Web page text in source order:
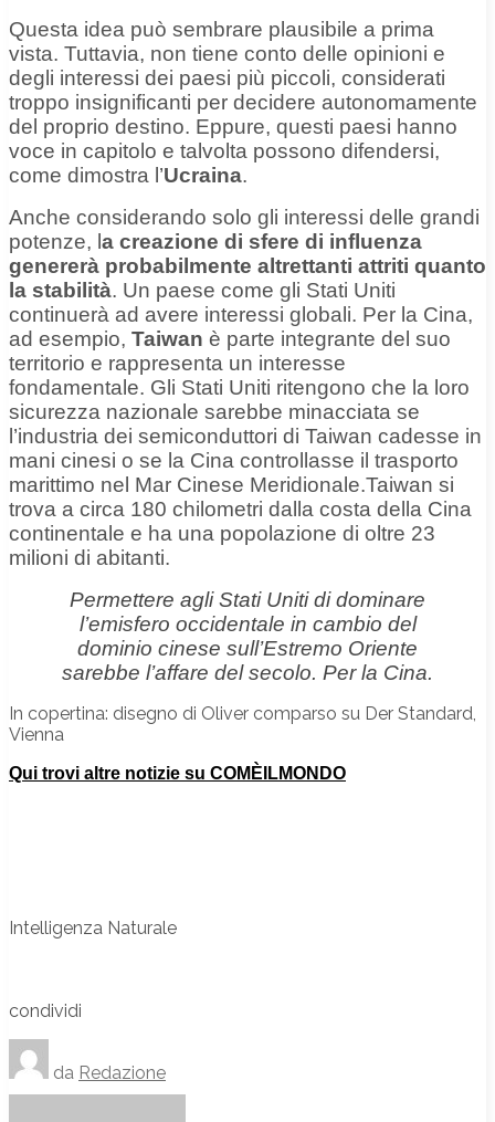
Questa idea può sembrare plausibile a prima
vista. Tuttavia, non tiene conto delle opinioni e
degli interessi dei paesi più piccoli, considerati
troppo insignificanti per decidere autonomamente
del proprio destino. Eppure, questi paesi hanno
voce in capitolo e talvolta possono difendersi,
come dimostra l’Ucraina.
Anche considerando solo gli interessi delle grandi
potenze, la creazione di sfere di influenza
genererà probabilmente altrettanti attriti quanto
la stabilità. Un paese come gli Stati Uniti
continuerà ad avere interessi globali. Per la Cina,
ad esempio, Taiwan è parte integrante del suo
territorio e rappresenta un interesse
fondamentale. Gli Stati Uniti ritengono che la loro
sicurezza nazionale sarebbe minacciata se
l’industria dei semiconduttori di Taiwan cadesse in
mani cinesi o se la Cina controllasse il trasporto
marittimo nel Mar Cinese Meridionale.Taiwan si
trova a circa 180 chilometri dalla costa della Cina
continentale e ha una popolazione di oltre 23
milioni di abitanti.
Permettere agli Stati Uniti di dominare
l’emisfero occidentale in cambio del
dominio cinese sull’Estremo Oriente
sarebbe l’affare del secolo. Per la Cina.
In copertina: disegno di Oliver comparso su Der Standard,
Vienna
Qui trovi altre notizie su COMÈILMONDO
Intelligenza Naturale
condividi
da Redazione